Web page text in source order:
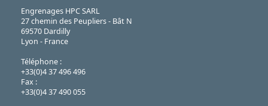
Engrenages HPC SARL
27 chemin des Peupliers - Bât N
69570 Dardilly
Lyon - France
Téléphone :
+33(0)4 37 496 496
Fax :
+33(0)4 37 490 055